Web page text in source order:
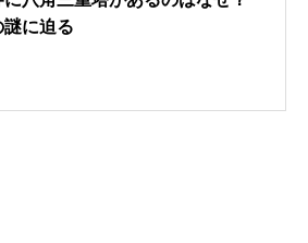
に迫る